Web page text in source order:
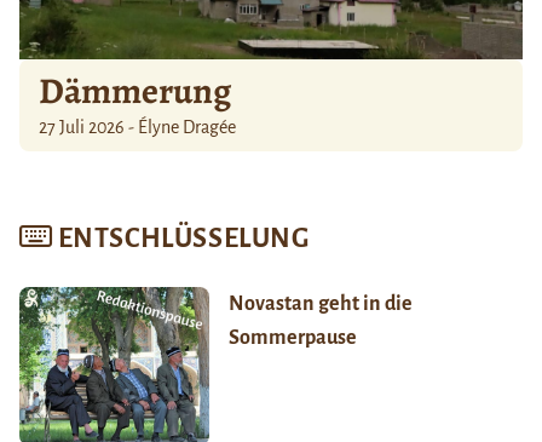
Dämmerung
27 Juli 2026 - Élyne Dragée
ENTSCHLÜSSELUNG
Novastan geht in die
Sommerpause